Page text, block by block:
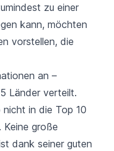
zu einer
kann, möchten
vorstellen, die
an –
Länder verteilt.
nicht in die Top 10
Keine große
dank seiner guten